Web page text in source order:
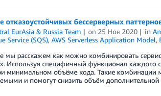
отказоустойчивых бессерверных
EurAsia & Russia Team on 25 Ноя 2020 in
Service (SQS), AWS Serverless Application Model,
мы расскажем как можно комбинировать
Используя специфичный функционал каждого
минимальном объёме кода. Такие комбинации
и помогут снизить объём